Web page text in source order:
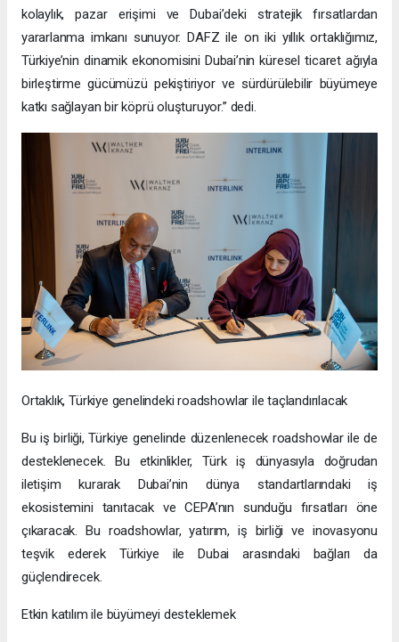
kolaylık, pazar erişimi ve Dubai’deki stratejik fırsatlardan
yararlanma imkanı sunuyor. DAFZ ile on iki yıllık ortaklığımız,
Türkiye’nin dinamik ekonomisini Dubai’nin küresel ticaret ağıyla
birleştirme gücümüzü pekiştiriyor ve sürdürülebilir büyümeye
katkı sağlayan bir köprü oluşturuyor.” dedi.
Ortaklık, Türkiye genelindeki roadshowlar ile taçlandırılacak
Bu iş birliği, Türkiye genelinde düzenlenecek roadshowlar ile de
desteklenecek. Bu etkinlikler, Türk iş dünyasıyla doğrudan
iletişim kurarak Dubai’nin dünya standartlarındaki iş
ekosistemini tanıtacak ve CEPA’nın sunduğu fırsatları öne
çıkaracak. Bu roadshowlar, yatırım, iş birliği ve inovasyonu
teşvik ederek Türkiye ile Dubai arasındaki bağları da
güçlendirecek.
Etkin katılım ile büyümeyi desteklemek